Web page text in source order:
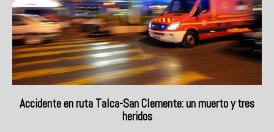
Accidente en ruta Talca-San Clemente: un muerto y tres
heridos